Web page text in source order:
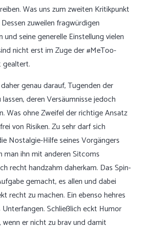
Was uns zum zweiten Kritikpunkt
zuweilen fragwürdigen
seine generelle Einstellung vielen
nicht erst im Zuge der #MeToo-
gealtert.
genau darauf, Tugenden der
deren Versäumnisse jedoch
Was ohne Zweifel der richtige Ansatz
von Risiken. Zu sehr darf sich
Nostalgie-Hilfe seines Vorgängers
man ihn mit anderen Sitcoms
recht handzahm daherkam. Das Spin-
gemacht, es allen und dabei
recht zu machen. Ein ebenso hehres
Unterfangen. Schließlich eckt Humor
er nicht zu brav und damit